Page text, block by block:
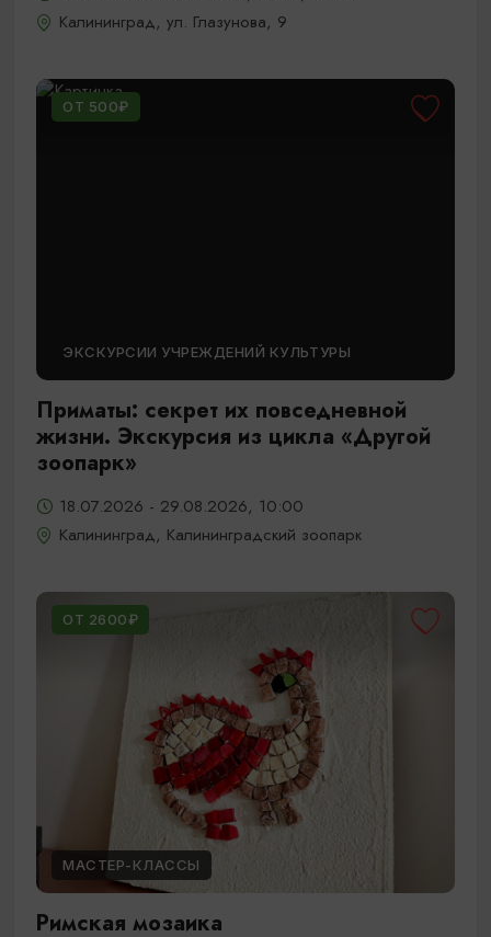
Калининград, ул. Глазунова, 9
ОТ 500₽
ЭКСКУРСИИ УЧРЕЖДЕНИЙ КУЛЬТУРЫ
Приматы: секрет их повседневной
жизни. Экскурсия из цикла «Другой
зоопарк»
18.07.2026 - 29.08.2026, 10:00
Калининград, Калининградский зоопарк
ОТ 2600₽
МАСТЕР-КЛАССЫ
Римская мозаика